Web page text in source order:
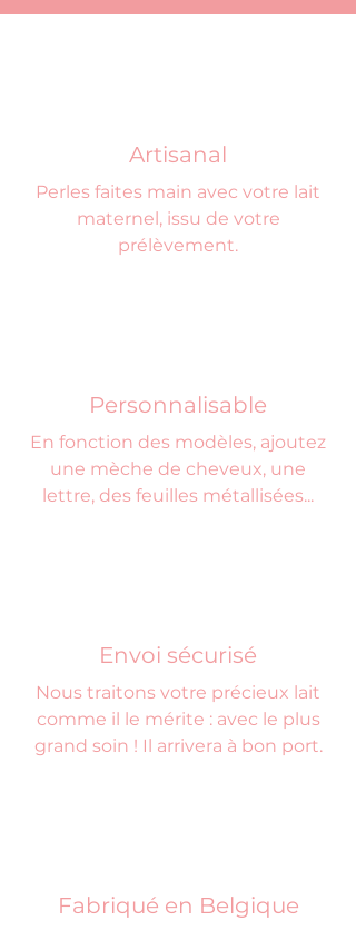
Artisanal
Perles faites main avec votre lait
maternel, issu de votre
prélèvement.
Personnalisable
En fonction des modèles, ajoutez
une mèche de cheveux, une
lettre, des feuilles métallisées...
Envoi sécurisé
Nous traitons votre précieux lait
comme il le mérite : avec le plus
grand soin ! Il arrivera à bon port.
Fabriqué en Belgique